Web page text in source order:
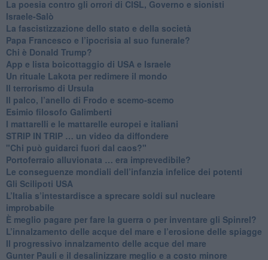
La poesia contro gli orrori di CISL, Governo e sionisti
Israele-Salò
​La fascistizzazione dello stato e della società
Papa Francesco e l’ipocrisia al suo funerale?
​Chi è Donald Trump?
App e lista boicottaggio di USA e Israele
​Un rituale Lakota per redimere il mondo
Il terrorismo di Ursula
​Il palco, l’anello di Frodo e scemo-scemo
Esimio filosofo Galimberti
​I mattarelli e le mattarelle europei e italiani
​STRIP IN TRIP … un video da diffondere
"Chi può guidarci fuori dal caos?"
​Portoferraio alluvionata … era imprevedibile?
Le conseguenze mondiali dell’infanzia infelice dei potenti
​Gli Scilipoti USA
L’Italia s’intestardisce a sprecare soldi sul nucleare
improbabile
È meglio pagare per fare la guerra o per inventare gli Spinrel?
​L’innalzamento delle acque del mare e l’erosione delle spiagge
​Il progressivo innalzamento delle acque del mare
​Gunter Pauli e il desalinizzare meglio e a costo minore